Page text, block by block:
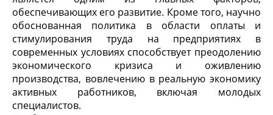
обеспечивающих его развитие. Кроме того, научно
обоснованная политика в области оплаты и
стимулирования труда на предприятиях в
современных условиях способствует преодолению
экономического кризиса и оживлению
производства, вовлечению в реальную экономику
активных работников, включая молодых
специалистов.